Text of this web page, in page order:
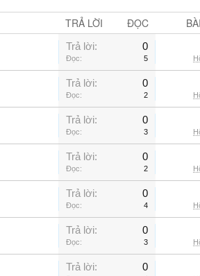
TRẢ LỜI ĐỌC
Trả lời: 0
Đọc: 5
Trả lời: 0
Đọc: 2
Trả lời: 0
Đọc: 3
Trả lời: 0
Đọc: 2
Trả lời: 0
Đọc: 4
Trả lời: 0
Đọc: 3
Trả lời: 0